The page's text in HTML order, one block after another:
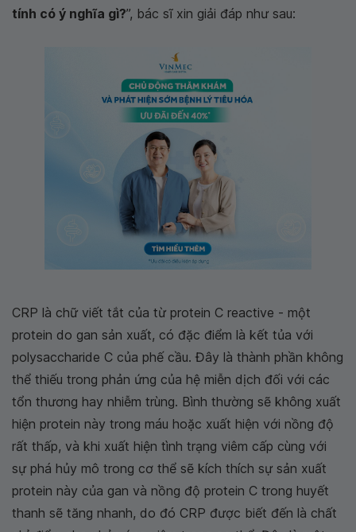
tính có ý nghĩa gì?”, bác sĩ xin giải đáp như sau:
CRP là chữ viết tắt của từ protein C reactive - một
protein do gan sản xuất, có đặc điểm là kết tủa với
polysaccharide C của phế cầu. Đây là thành phần không
thể thiếu trong phản ứng của hệ miễn dịch đối với các
tổn thương hay nhiễm trùng. Bình thường sẽ không xuất
hiện protein này trong máu hoặc xuất hiện với nồng độ
rất thấp, và khi xuất hiện tình trạng viêm cấp cùng với
sự phá hủy mô trong cơ thể sẽ kích thích sự sản xuất
protein này của gan và nồng độ protein C trong huyết
thanh sẽ tăng nhanh, do đó CRP được biết đến là chất